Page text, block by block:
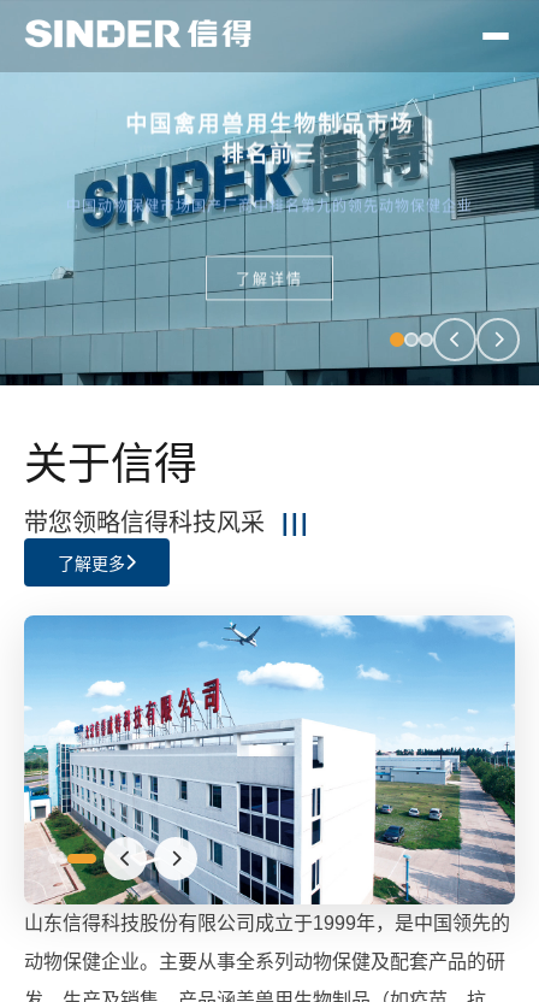
中国禽用兽用生物制品市场
排名前三
中国动物保健市场国产厂商中排名第九的领先动物保健企业
了解详情
关于信得
带您领略信得科技风采
了解更多
山东信得科技股份有限公司成立于1999年，是中国领先的
动物保健企业。主要从事全系列动物保健及配套产品的研